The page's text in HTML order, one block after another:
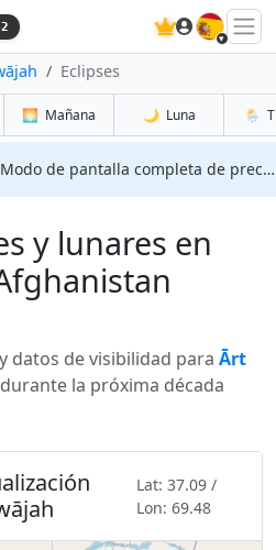
🇪🇸
Eclipses
🌅 Mañana 🌙 Luna 🌦️
de pantalla completa de precisión!
y lunares en
datos de visibilidad para Ārt
durante la próxima década
Lat: 37.09 /
Lon: 69.48